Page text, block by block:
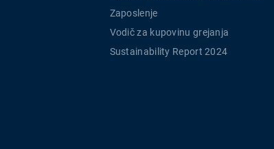
Zaposlenje
Vodič za kupovinu grejanja
Sustainability Report 2024